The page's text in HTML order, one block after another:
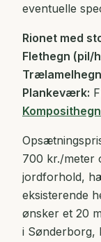
eventuelle
Rionet med
Flethegn (pil/
Plankeværk:
Komposithegn
700 kr./meter
jordforhold,
eksisterende
ønsker et 20
i Sønderborg,